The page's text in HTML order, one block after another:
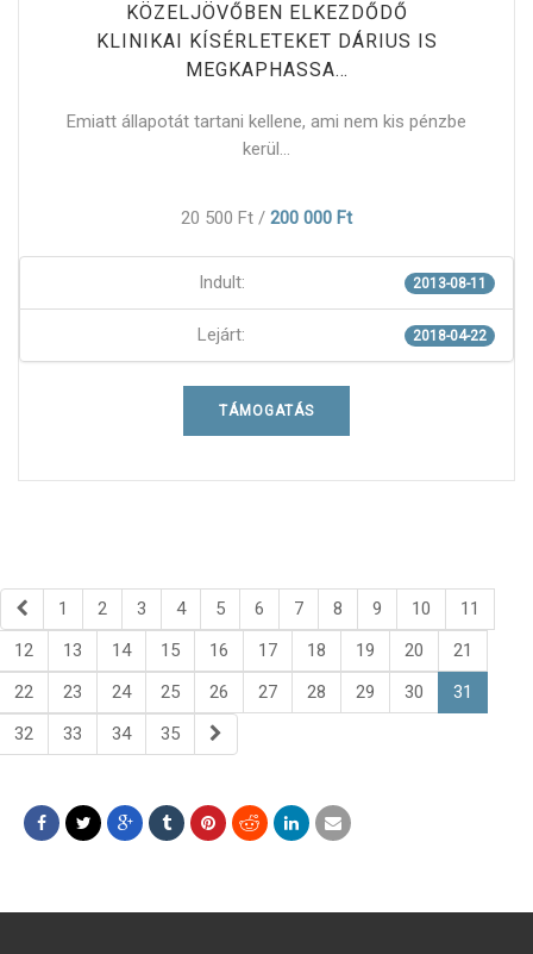
KÖZELJÖVŐBEN ELKEZDŐDŐ
KLINIKAI KÍSÉRLETEKET DÁRIUS IS
MEGKAPHASSA…
Emiatt állapotát tartani kellene, ami nem kis pénzbe
kerül...
20 500 Ft / 200 000 Ft
Indult: 2013-08-11
Lejárt: 2018-04-22
TÁMOGATÁS
1 2 3 4 5 6 7 8 9 10
11
12
13 14 15 16 17 18 19 20
21
22
23 24 25 26 27 28 29 30
31
32
33 34 35